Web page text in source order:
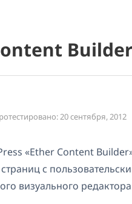
Builder
20 сентября, 2012
«Ether Content
с
визуального